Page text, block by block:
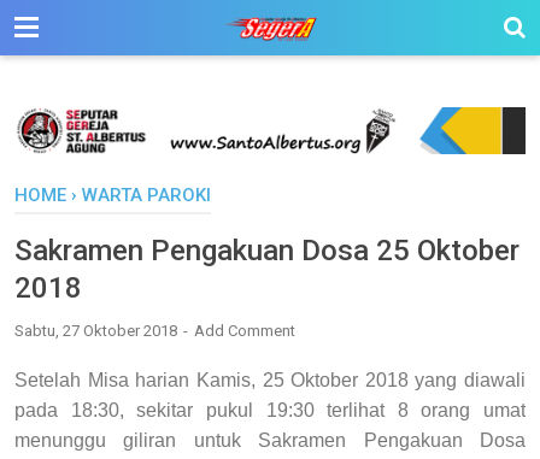
HOME › WARTA PAROKI
Sakramen Pengakuan Dosa 25 Oktober
2018
Sabtu, 27 Oktober 2018 Add Comment
Setelah Misa harian Kamis, 25 Oktober 2018 yang diawali
pada 18:30, sekitar pukul 19:30 terlihat 8 orang umat
menunggu giliran untuk Sakramen Pengakuan Dosa